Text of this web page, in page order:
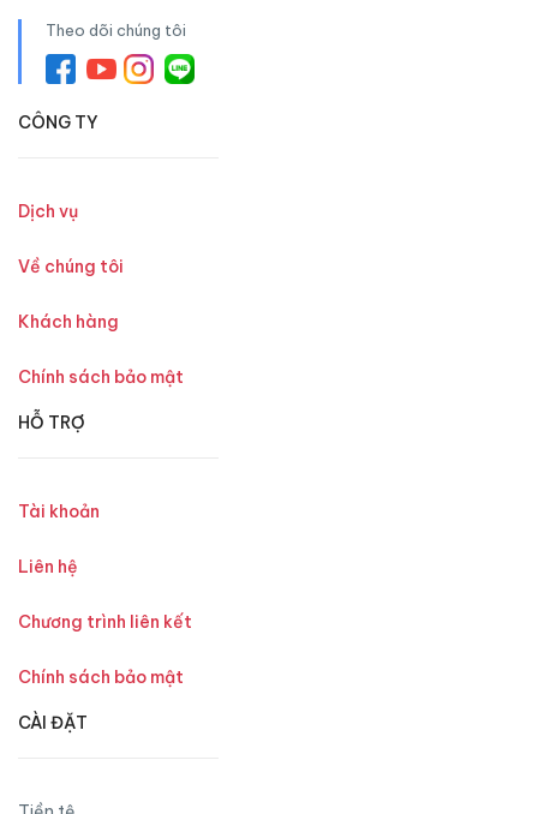
Theo dõi chúng tôi
CÔNG TY
Dịch vụ
Về chúng tôi
Khách hàng
Chính sách bảo mật
HỖ TRỢ
Tài khoản
Liên hệ
Chương trình liên kết
Chính sách bảo mật
CÀI ĐẶT